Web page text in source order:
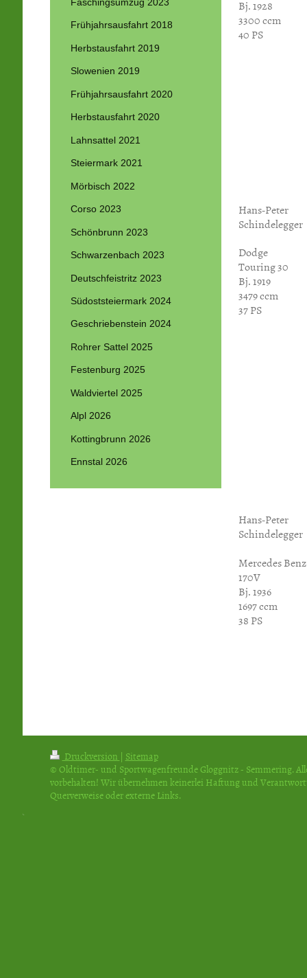
Bj. 1928
3300 ccm
40 PS
Hans-Peter
Schindelegger
Dodge
Touring 30
Bj. 1919
3479 ccm
37 PS
Hans-Peter
Schindelegger
Mercedes Benz
170V
Bj. 1936
1697 ccm
38 PS
Frühjahrsausfahrt 2018
Herbstausfahrt 2019
Slowenien 2019
Frühjahrsausfahrt 2020
Herbstausfahrt 2020
Lahnsattel 2021
Steiermark 2021
Mörbisch 2022
Corso 2023
Schönbrunn 2023
Schwarzenbach 2023
Deutschfeistritz 2023
Südoststeiermark 2024
Geschriebenstein 2024
Rohrer Sattel 2025
Festenburg 2025
Waldviertel 2025
Alpl 2026
Kottingbrunn 2026
Ennstal 2026
Druckversion | Sitemap
© Oldtimer- und Sportwagenfreunde Gloggnitz - Semmering.
vorbehalten! Wir übernehmen keinerlei Haftung und
Querverweise oder externe Links.